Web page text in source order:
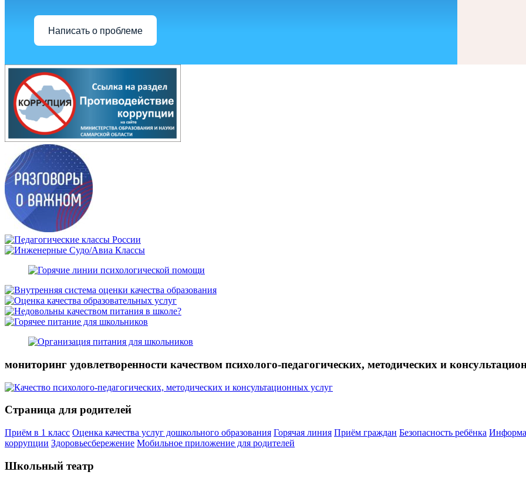
Написать о проблеме
мониторинг удовлетворенности качеством психолого-педагогических, методических и
Страница для родителей
Приём в 1 класс Оценка качества услуг дошкольного образования Горячая линия Приём граждан Безопасность ребёнка
коррупции Здоровьесбережение Мобильное приложение для родителей
Школьный театр